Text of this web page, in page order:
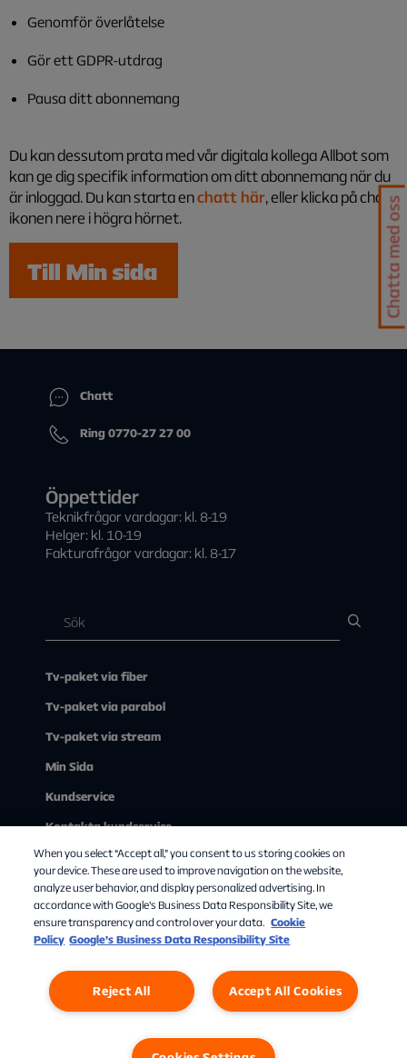
Genomför överlåtelse
Gör ett GDPR-utdrag
Pausa ditt abonnemang
Du kan dessutom prata med vår digitala kollega Allbot som
kan ge dig specifik information om ditt abonnemang när du
är inloggad. Du kan starta enchatt här, eller klicka på chatt
ikonen nere i högra hörnet.
Chatt
Ring 0770-27 27 00
Öppettider
Teknikfrågor vardagar: kl. 8-19
Helger: kl. 10-19
Fakturafrågor vardagar: kl. 8-17
Tv-paket via fiber
Tv-paket via parabol
Tv-paket via stream
Min Sida
Kundservice
Kontakta kundservice
Om Allente
Personuppgifter CookiesCookies Settings
Chatta med oss
When you select “Accept all,” you consent to us storing cookies on
your device. These are used to improve navigation on the website,
analyze user behavior, and display personalized advertising. In
accordance with Google's Business Data Responsibility Site, we
ensure transparency and control over your data. Cookie
Policy Google’s Business Data Responsibility Site
Accept All Cookies
Reject All